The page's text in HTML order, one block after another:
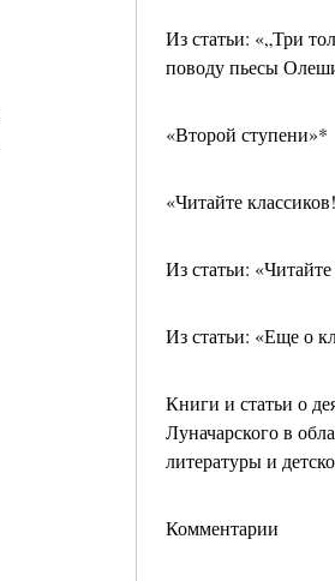
Из статьи: «„Три
поводу пьесы
«Второй ступени»*
«Читайте
Из статьи:
Из статьи: «Еще о
Книги и статьи о
Луначарского в
литературы и
Комментарии